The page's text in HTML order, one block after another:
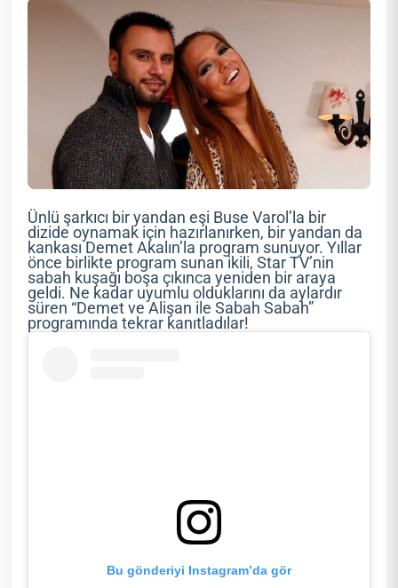
Ünlü şarkıcı bir yandan eşi Buse Varol’la bir
dizide oynamak için hazırlanırken, bir yandan da
kankası Demet Akalın’la program sunuyor. Yıllar
önce birlikte program sunan ikili, Star TV’nin
sabah kuşağı boşa çıkınca yeniden bir araya
geldi. Ne kadar uyumlu olduklarını da aylardır
süren “Demet ve Alişan ile Sabah Sabah”
programında tekrar kanıtladılar!
Bu gönderiyi Instagram’da gör